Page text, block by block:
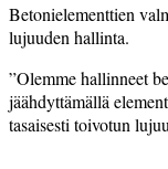
Betonielementtien
lujuuden hallinta.
”Olemme hallinneet
jäähdyttämällä
tasaisesti toivotun